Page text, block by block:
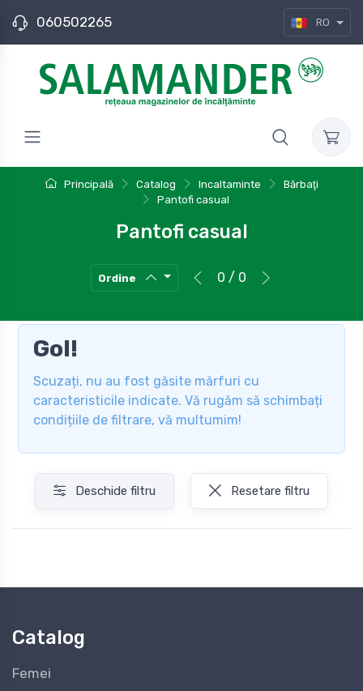
060502265 RO
Principală Catalog Incaltaminte
Bărbaţi
Pantofi casual
Pantofi casual
Ordine 0 / 0
Gol!
Scuzați, nu au fost găsite mărfuri cu
caracteristicile indicate. Vă rugăm să schimbați
condițiile de filtrare, vă multumim!
Deschide filtru Resetare filtru
Catalog
Femei